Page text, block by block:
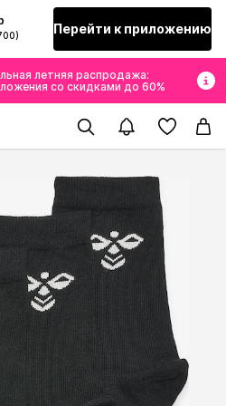
Перейти к приложению
летняя распродажа:
со скидками до 60%